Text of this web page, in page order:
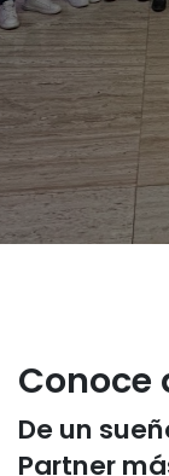
Conoce
De un
Partner